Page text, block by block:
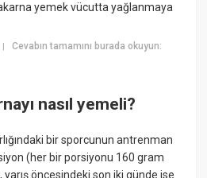
yemek vücutta yağlanmaya
|Cevabın tamamını burada okuyun:
nasıl yemeli?
bir sporcunun antrenman
(her bir porsiyonu 160 gram
öncesindeki son iki günde ise